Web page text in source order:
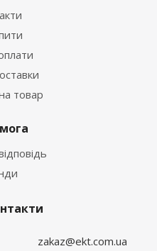
товар
zakaz@ekt.com.ua